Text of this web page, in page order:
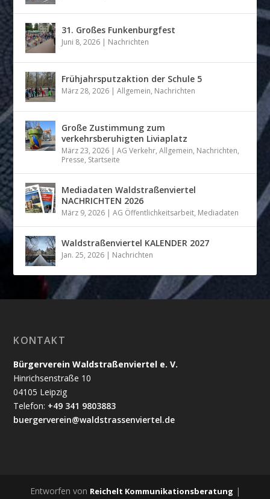
31. Großes Funkenburgfest
Juni 8, 2026 | Nachrichten
Frühjahrsputzaktion der Schule 5
März 28, 2026 |Allgemein, Nachrichten
Große Zustimmung zum
verkehrsberuhigten Liviaplatz
März 23, 2026 |AG Verkehr,Allgemein, Nachrichten,
Presse, Startseite
Mediadaten Waldstraßenviertel
NACHRICHTEN 2026
März 9, 2026 |AG Öffentlichkeitsarbeit, Mediadaten
Waldstraßenviertel KALENDER 2027
Jan. 25, 2026 | Nachrichten
KONTAKT
Bürgerverein Waldstraßenviertel e. V.
Hinrichsenstraße 10
04105 Leipzig
Telefon: +49 341 9803883
buergerverein@waldstrassenviertel.de
Entworfen von Reichelt Kommunikationsberatung |